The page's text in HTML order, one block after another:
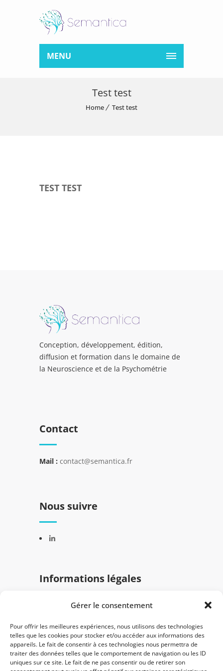
Gérer le consentement
Pour offrir les meilleures expériences, nous utilisons des technologies
telles que les cookies pour stocker et/ou accéder aux informations des
appareils. Le fait de consentir à ces technologies nous permettra de
traiter des données telles que le comportement de navigation ou les ID
uniques sur ce site. Le fait de ne pas consentir ou de retirer son
MENU
Test test
Home Test test
TEST TEST
Conception, développement, édition,
diffusion et formation dans le domaine de
la Neuroscience et de la Psychométrie
Contact
Mail : contact@semantica.fr
Nous suivre
Informations légales
Mentions légales
Politique de confidentialité